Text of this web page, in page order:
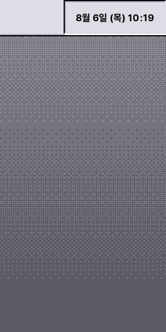
8월 6일 (목) 10:19
기
보기
기